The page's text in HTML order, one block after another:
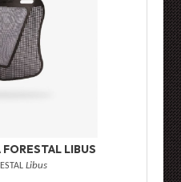
LIBUS
Libus